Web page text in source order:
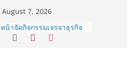
August 7, 2026
FAH พันธมิตรทางธุรกิจ
า 20 ปี ต่อยอดเสิร์ฟความ
นูระดับตำนาน “ข้าวหน้าไก่